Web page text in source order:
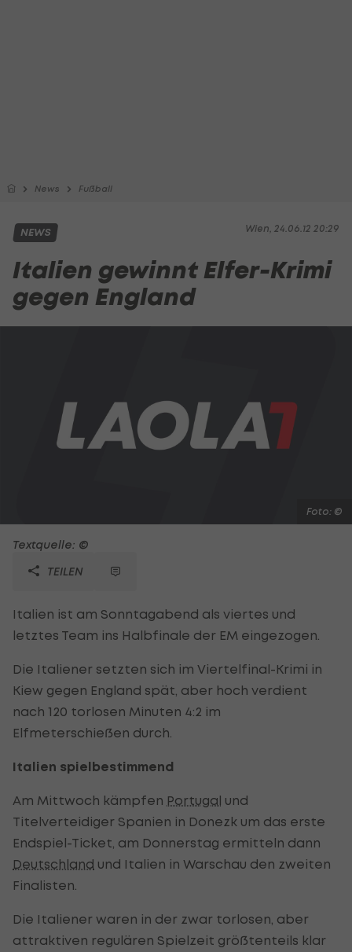
News Fußball
Wien, 24.06.12 20:29
NEWS
Italien gewinnt Elfer-Krimi
gegen England
Foto: ©
Textquelle: ©
TEILEN
Italien ist am Sonntagabend als viertes und
letztes Team ins Halbfinale der EM eingezogen.
Die Italiener setzten sich im Viertelfinal-Krimi in
Kiew gegen England spät, aber hoch verdient
nach 120 torlosen Minuten 4:2 im
Elfmeterschießen durch.
Italien spielbestimmend
Am Mittwoch kämpfen Portugal und
Titelverteidiger Spanien in Donezk um das erste
Endspiel-Ticket, am Donnerstag ermitteln dann
Deutschland und Italien in Warschau den zweiten
Finalisten.
Die Italiener waren in der zwar torlosen, aber
attraktiven regulären Spielzeit größtenteils klar